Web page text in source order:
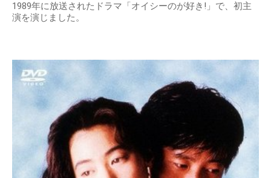
1989年に放送されたドラマ「オイシーのが好き!」で、初主
演を演じました。